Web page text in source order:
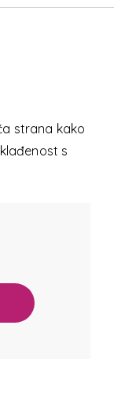
strana kako
s